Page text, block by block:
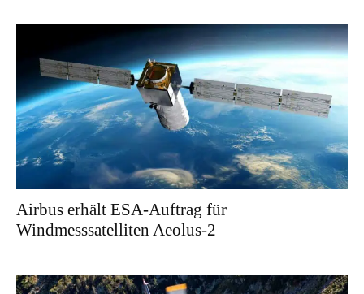
Airbus erhält ESA-Auftrag für
Windmesssatelliten Aeolus-2